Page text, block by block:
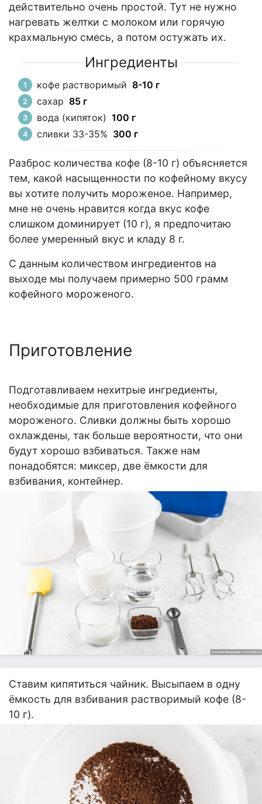
действительно очень простой. Тут не нужно
нагревать желтки с молоком или горячую
крахмальную смесь, а потом остужать их.
Ингредиенты
кофе растворимый 8-10 г
сахар 85 г
вода (кипяток) 100 г
сливки 33-35% 300 г
Разброс количества кофе (8-10 г) объясняется
тем, какой насыщенности по кофейному вкусу
вы хотите получить мороженое. Например,
мне не очень нравится когда вкус кофе
слишком доминирует (10 г), я предпочитаю
более умеренный вкус и кладу 8 г.
С данным количеством ингредиентов на
выходе мы получаем примерно 500 грамм
кофейного мороженого.
Приготовление
Подготавливаем нехитрые ингредиенты,
необходимые для приготовления кофейного
мороженого. Сливки должны быть хорошо
охлаждены, так больше вероятности, что они
будут хорошо взбиваться. Также нам
понадобятся: миксер, две ёмкости для
взбивания, контейнер.
Ставим кипятиться чайник. Высыпаем в одну
ёмкость для взбивания растворимый кофе (8-
10 г).